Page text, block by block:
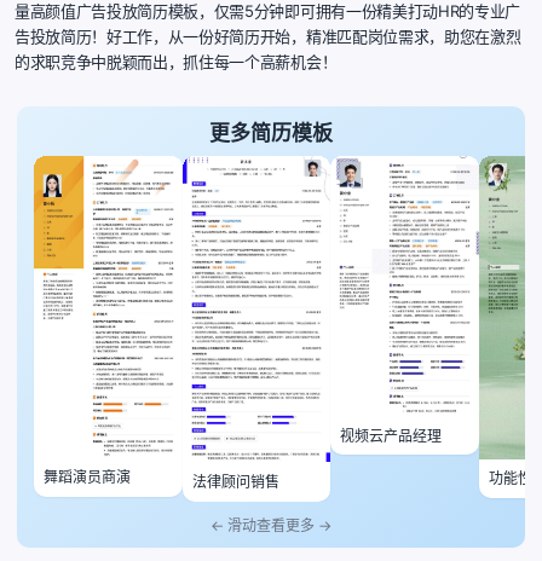
量高颜值广告投放简历模板，仅需5分钟即可拥有一份精美打动HR的专业广
告投放简历！好工作，从一份好简历开始，精准匹配岗位需求，助您在激烈
的求职竞争中脱颖而出，抓住每一个高薪机会！
更多简历模板
舞蹈演员商演 法律顾问销售
视频云产品经理
功能性
← 滑动查看更多 →